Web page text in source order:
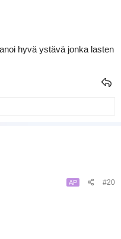
hyvä ystävä jonka lasten
AP #20